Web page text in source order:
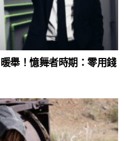
舉！憶舞者時期：零用錢